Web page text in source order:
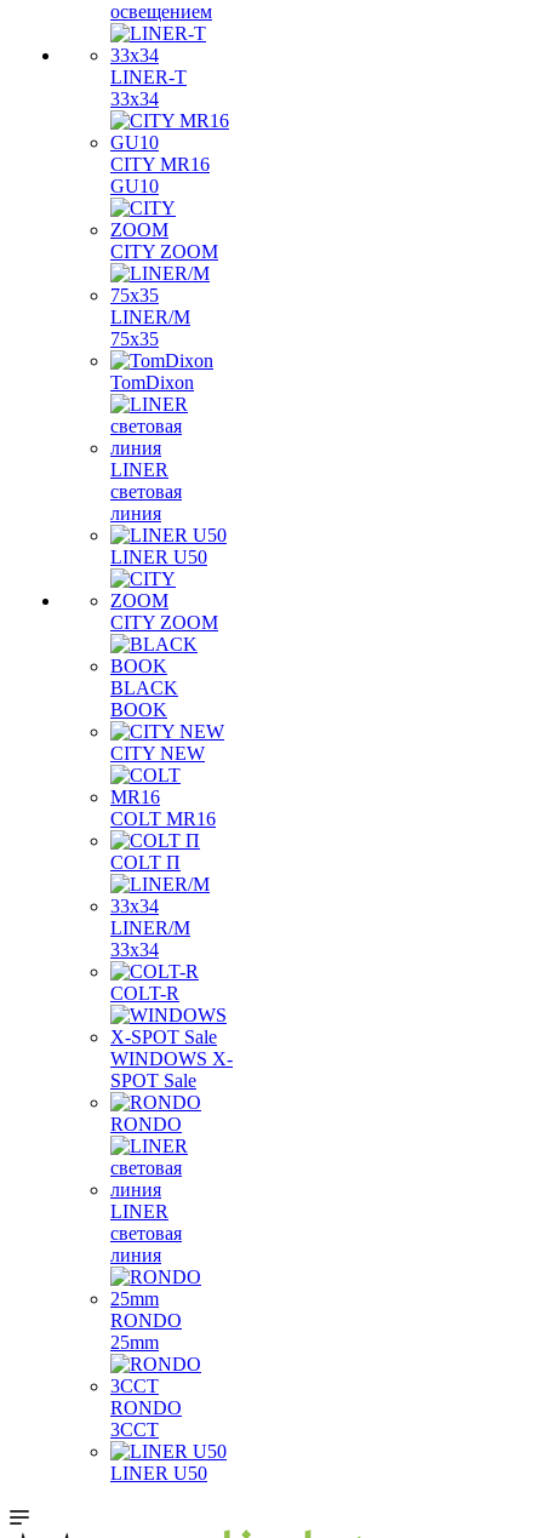
освещением
LINER-T
33x34
CITY MR16
GU10
CITY ZOOM
LINER/M
75х35
TomDixon
LINER
световая
линия
LINER U50
CITY ZOOM
BLACK
BOOK
CITY NEW
COLT MR16
COLT П
LINER/М
33х34
COLT-R
WINDOWS X-
SPOT Sale
RONDO
LINER
световая
линия
RONDO
25mm
RONDO
3CCT
LINER U50